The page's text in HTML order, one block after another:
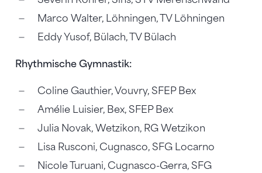
Marco Walter, Löhningen, TV Löhningen
Eddy Yusof, Bülach, TV Bülach
Rhythmische Gymnastik:
Coline Gauthier, Vouvry, SFEP Bex
Amélie Luisier, Bex, SFEP Bex
Julia Novak, Wetzikon, RG Wetzikon
Lisa Rusconi, Cugnasco, SFG Locarno
Nicole Turuani, Cugnasco-Gerra, SFG